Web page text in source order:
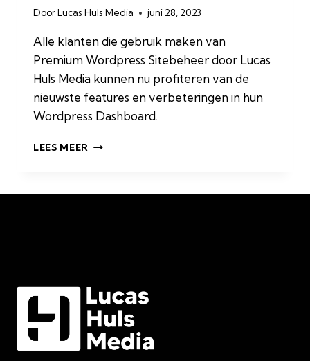
DoorLucas Huls Media juni 28, 2023
Alle klanten die gebruik maken van
Premium Wordpress Sitebeheer door Lucas
Huls Media kunnen nu profiteren van de
nieuwste features en verbeteringen in hun
Wordpress Dashboard.
LEES MEER